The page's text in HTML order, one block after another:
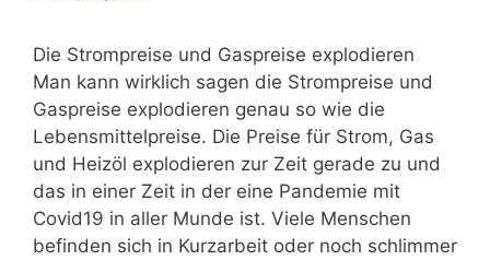
Die Strompreise und Gaspreise explodieren
Man kann wirklich sagen die Strompreise und
Gaspreise explodieren genau so wie die
Lebensmittelpreise. Die Preise für Strom, Gas
und Heizöl explodieren zur Zeit gerade zu und
das in einer Zeit in der eine Pandemie mit
Covid19 in aller Munde ist. Viele Menschen
befinden sich in Kurzarbeit oder noch schlimmer